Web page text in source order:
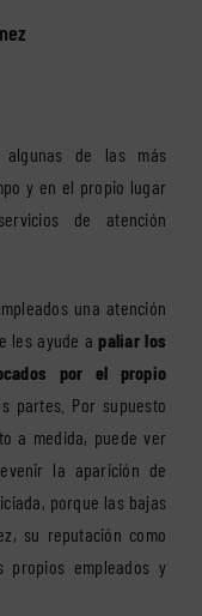
algunas de las más
y en el propio lugar
de atención
una atención
les ayude apaliar los
por el propio
partes. Por supuesto
a medida, puede ver
la aparición de
porque las bajas
su reputación como
propios empleados y